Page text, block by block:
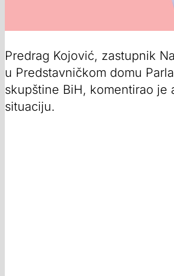
Predrag Kojović, zastupnik
u Predstavničkom domu
skupštine BiH, komentirao je
situaciju.